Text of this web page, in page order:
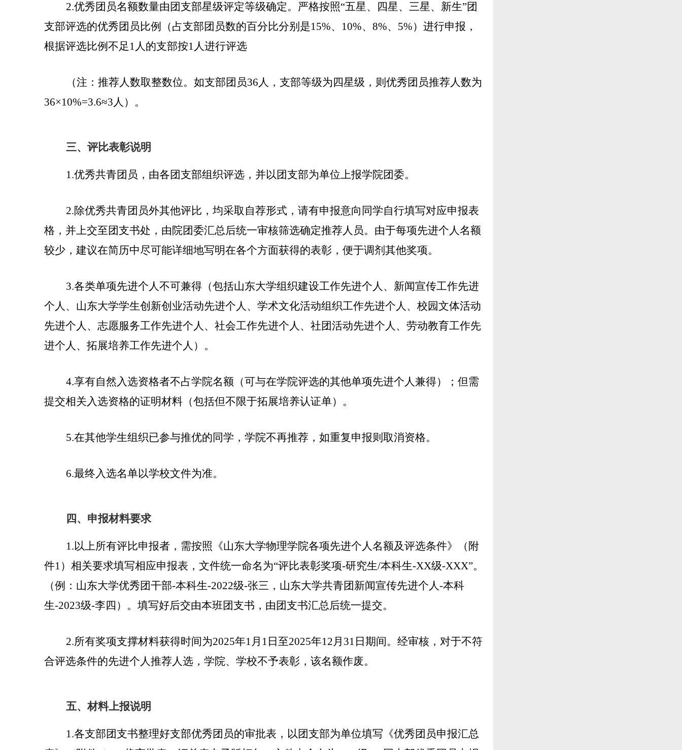
2.优秀团员名额数量由团支部星级评定等级确定。严格按照“五星、四星、三星、新生”团
支部评选的优秀团员比例（占支部团员数的百分比分别是15%、 10%、 8%、 5%）进行申报，
根据评选比例不足 1人的支部按1人进行评选
（注：推荐人数取整数位。如支部团员36人，支部等级为四星级，则优秀团员推荐人数为
36×10%=3.6≈3人）。
三、 评比表彰说明
1.优秀共青团员，由各团支部组织评选，并以团支部为单位上报学院团委。
2.除优秀共青团员外其他评比，均采取自荐形式，请有申报意向同学自行填写对应申报表
格，并上交至团支书处，由院团委汇总后统一审核筛选确定推荐人员。由于每项先进个人名额
较少，建议在简历中尽可能详细地写明在各个方面获得的表彰，便于调剂其他奖项。
3.各类单项先进个人不可兼得（包括山东大学组织建设工作先进个人、 新闻宣传工作先进
个人、山东大学学生创新创业活动先进个人、学术文化活动组织工作先进个人、校园文体活动
先进个人、志愿服务工作先进个人、社会工作先进个人、社团活动先进个人、劳动教育工作先
进个人、拓展培养工作先进个人）。
4.享有自然入选资格者不占学院名额（可与在学院评选的其他单项先进个人兼得）；但需
提交相关入选资格的证明材料（包括但不限于拓展培养认证单）。
5.在其他学生组织已参与推优的同学，学院不再推荐，如重复申报则取消资格。
6.最终入选名单以学校文件为准。
四、 申报材料要求
1.以上所有评比申报者，需按照《山东大学物理学院各项先进个人名额及评选条件》（附
件1）相关要求填写相应申报表，文件统一命名为“评比表彰奖项-研究生/本科生-XX级-XXX”。
（例：山东大学优秀团干部-本科生-2022级-张三，山东大学共青团新闻宣传先进个人-本科
生-2023级-李四）。填写好后交由本班团支书，由团支书汇总后统一提交。
2.所有奖项支撑材料获得时间为2025年1月 1 日至2025年12月 31 日期间。经审核，对于不符
合评选条件的先进个人推荐人选，学院、学校不予表彰，该名额作废。
五、材料上报说明
1.各支部团支书整理好支部优秀团员的审批表，以团支部为单位填写《优秀团员申报汇总